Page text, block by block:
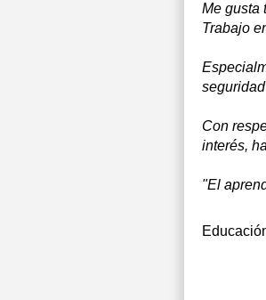
Me gusta
Trabajo
Con
interés,
"El